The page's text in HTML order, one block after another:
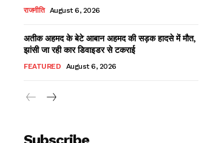
राजनीति August 6, 2026
अतीक अहमद के बेटे आबान अहमद की सड़क हादसे में मौत,
झांसी जा रही कार डिवाइडर से टकराई
FEATURED August 6, 2026